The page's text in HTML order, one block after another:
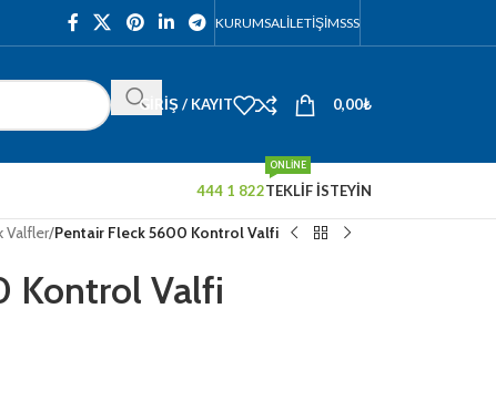
KURUMSAL İLETIŞIMSSS
GIRIŞ / KAYIT 0,00₺
444 1 822TEKLİF İSTEYİN
ONLINE
Valfler/Pentair Fleck 5600 Kontrol Valfi
Kontrol Valfi